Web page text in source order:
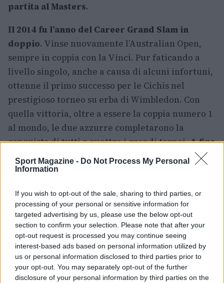
Sport Magazine - Do Not Process My Personal
Information
If you wish to opt-out of the sale, sharing to third parties, or
processing of your personal or sensitive information for
targeted advertising by us, please use the below opt-out
section to confirm your selection. Please note that after your
opt-out request is processed you may continue seeing
interest-based ads based on personal information utilized by
us or personal information disclosed to third parties prior to
your opt-out. You may separately opt-out of the further
disclosure of your personal information by third parties on the
partita al Masters.
Il 2014 fu l’anno del Career Grand Slam in
doppio. Vinse nuovamente l’Australian Open,
sempre in coppia con la Vinci. Pur faticando a
livello singolo, anche a causa di alcuni infortuni,
ottenne il primo successo per le Cichis nel
prestigioso torneo su erba di Wimbledon. Con
quella vittoria, oltre a essere la coppia numero 1
al mondo, le due azzurre completarono la
conquista di tutti e quattro i grandi tornei.A fine
anno vennero nominate miglior coppia per il
terzo anno consecutivo
delletenniste italiane più forti di sempre.